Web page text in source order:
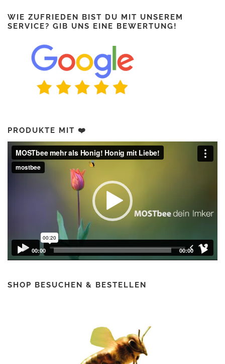
WIE ZUFRIEDEN BIST DU MIT UNSEREM
SERVICE? GIB UNS EINE BEWERTUNG!
PRODUKTE MIT ❤️
Video-
Player
00:00 00:00
SHOP BESUCHEN & BESTELLEN